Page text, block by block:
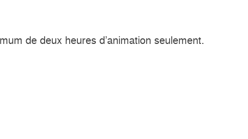
de deux heures d’animation seulement.